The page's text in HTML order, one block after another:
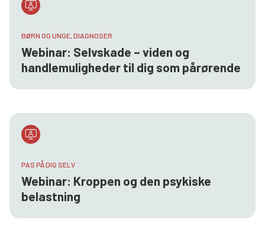
BØRN OG UNGE, DIAGNOSER
Webinar: Selvskade – viden og
handlemuligheder til dig som pårørende
PAS PÅ DIG SELV
Webinar: Kroppen og den psykiske
belastning